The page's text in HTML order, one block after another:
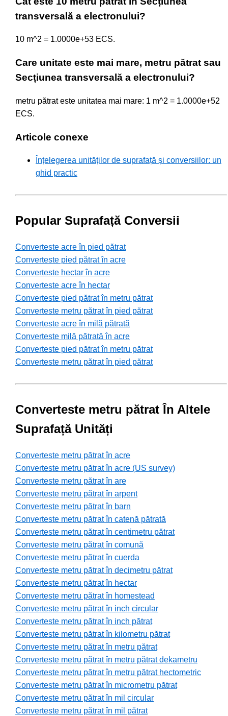
transversală a electronului?
10 m^2 = 1.0000e+53 ECS.
Care unitate este mai mare, metru pătrat sau
Secțiunea transversală a electronului?
metru pătrat este unitatea mai mare: 1 m^2 = 1.0000e+52
ECS.
Articole conexe
Înțelegerea unităților de suprafață și conversiilor: un
ghid practic
Popular Suprafață Conversii
Converteste acre în pied pătrat
Converteste pied pătrat în acre
Converteste hectar în acre
Converteste acre în hectar
Converteste pied pătrat în metru pătrat
Converteste metru pătrat în pied pătrat
Converteste acre în milă pătrată
Converteste milă pătrată în acre
Converteste pied pătrat în metru pătrat
Converteste metru pătrat în pied pătrat
Converteste metru pătrat În Altele
Suprafață Unități
Converteste metru pătrat în acre
Converteste metru pătrat în acre (US survey)
Converteste metru pătrat în are
Converteste metru pătrat în arpent
Converteste metru pătrat în barn
Converteste metru pătrat în catenă pătrată
Converteste metru pătrat în centimetru pătrat
Converteste metru pătrat în comună
Converteste metru pătrat în cuerda
Converteste metru pătrat în decimetru pătrat
Converteste metru pătrat în hectar
Converteste metru pătrat în homestead
Converteste metru pătrat în inch circular
Converteste metru pătrat în inch pătrat
Converteste metru pătrat în kilometru pătrat
Converteste metru pătrat în metru pătrat
Converteste metru pătrat în metru pătrat dekametru
Converteste metru pătrat în metru pătrat hectometric
Converteste metru pătrat în micrometru pătrat
Converteste metru pătrat în mil circular
Converteste metru pătrat în mil pătrat